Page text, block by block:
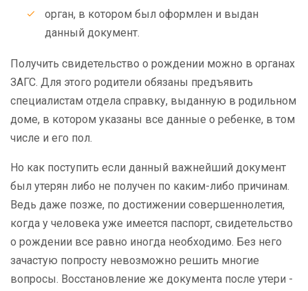
орган, в котором был оформлен и выдан
данный документ.
Получить свидетельство о рождении можно в органах
ЗАГС. Для этого родители обязаны предъявить
специалистам отдела справку, выданную в родильном
доме, в котором указаны все данные о ребенке, в том
числе и его пол.
Но как поступить если данный важнейший документ
был утерян либо не получен по каким-либо причинам.
Ведь даже позже, по достижении совершеннолетия,
когда у человека уже имеется паспорт, свидетельство
о рождении все равно иногда необходимо. Без него
зачастую попросту невозможно решить многие
вопросы. Восстановление же документа после утери -